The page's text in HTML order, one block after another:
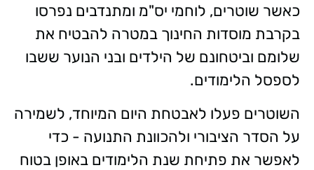
כאשר שוטרים, לוחמי יס"מ ומתנדבים נפרסו
בקרבת מוסדות החינוך במטרה להבטיח את
שלומם וביטחונם של הילדים ובני הנוער ששבו
לספסל הלימודים.
השוטרים פעלו לאבטחת היום המיוחד, לשמירה
על הסדר הציבורי ולהכוונת התנועה - כדי
לאפשר את פתיחת שנת הלימודים באופן בטוח